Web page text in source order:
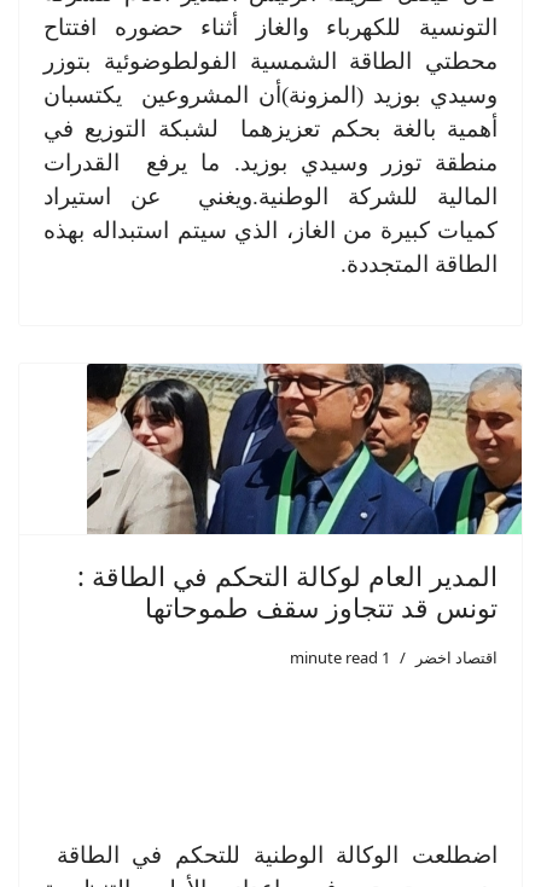
التونسية للكهرباء والغاز أثناء حضوره افتتاح
محطتي الطاقة الشمسية الفولطوضوئية بتوزر
وسيدي بوزيد (المزونة)أن المشروعين يكتسبان
أهمية بالغة بحكم تعزيزهما لشبكة التوزيع في
منطقة توزر وسيدي بوزيد. ما يرفع القدرات
المالية للشركة الوطنية.ويغني عن استيراد
كميات كبيرة من الغاز، الذي سيتم استبداله بهذه
الطاقة المتجددة.
المدير العام لوكالة التحكم في الطاقة :
تونس قد تتجاوز سقف طموحاتها
اقتصاد اخضر 1 minute read
اضطلعت الوكالة الوطنية للتحكم في الطاقة